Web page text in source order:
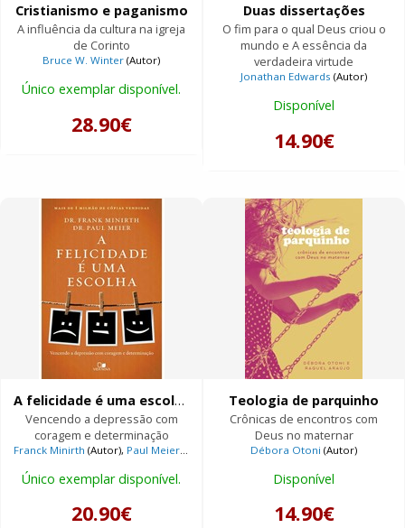
Cristianismo e paganismo
A influência da cultura na igreja
de Corinto
Bruce W. Winter (Autor)
Único exemplar disponível.
28.90€
Duas dissertações
O fim para o qual Deus criou o
mundo e A essência da
verdadeira virtude
Jonathan Edwards (Autor)
Disponível
14.90€
A felicidade é uma escolha
Vencendo a depressão com
coragem e determinação
Franck Minirth (Autor), Paul Meier
Único exemplar disponível.
20.90€
Teologia de parquinho
Crônicas de encontros com
Deus no maternar
Débora Otoni (Autor)
Disponível
14.90€